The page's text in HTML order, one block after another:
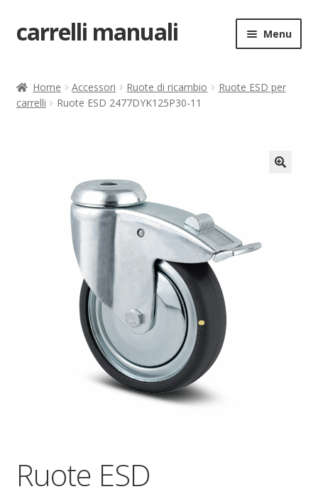
Vai
alla
Vai
al
carrelli manuali Menu
Carrello
Come ordinare
Come registrarsi al sito
Pagamenti
Home Accessori Ruote di ricambio
Ruote ESD per
carrelli
Ruote ESD 2477DYK125P30-11
Ruote ESD